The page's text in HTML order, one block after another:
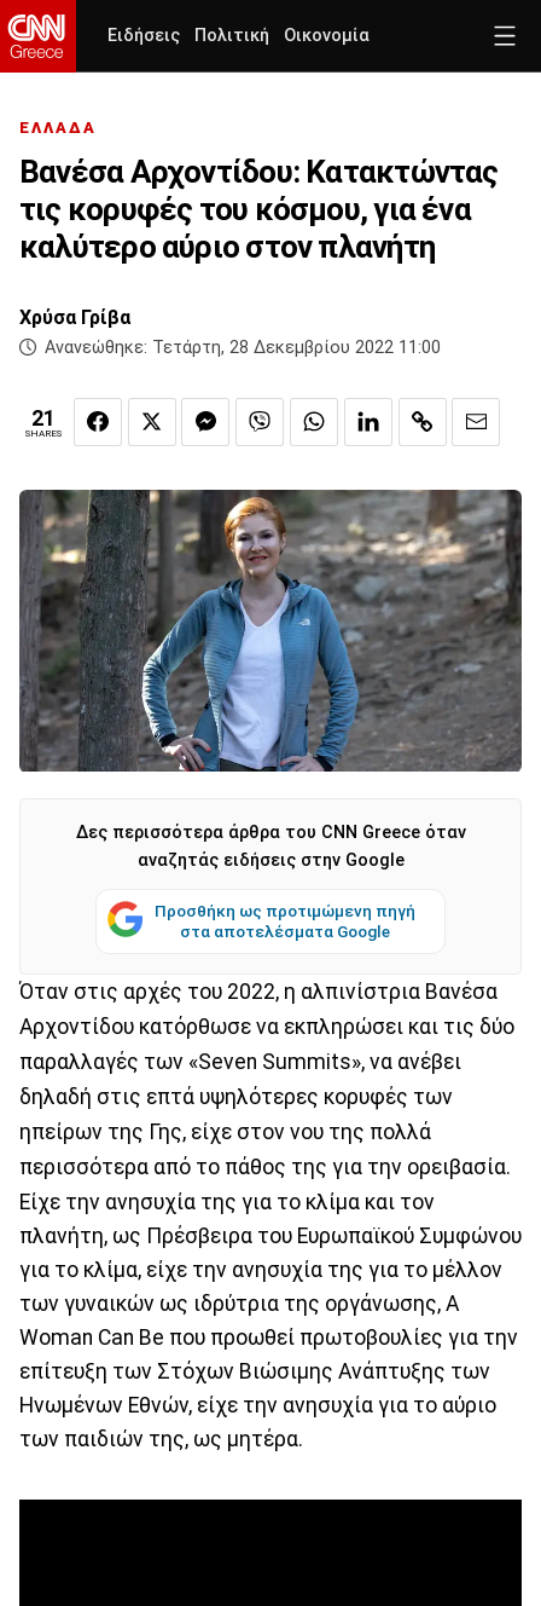
Ειδήσεις Πολιτική Οικονομία
ΕΛΛΑΔΑ
Βανέσα Αρχοντίδου: Κατακτώντας
τις κορυφές του κόσμου, για ένα
καλύτερο αύριο στον πλανήτη
Χρύσα Γρίβα
Ανανεώθηκε: Τετάρτη, 28 Δεκεμβρίου 2022 11:00
21
SHARES
Δες περισσότερα άρθρα του CNN Greece όταν
αναζητάς ειδήσεις στην Google
Προσθήκη ως προτιμώμενη πηγή
στα αποτελέσματα Google
Όταν στις αρχές του 2022, η αλπινίστρια Βανέσα
Αρχοντίδου κατόρθωσε να εκπληρώσει και τις δύο
παραλλαγές των «Seven Summits», να ανέβει
δηλαδή στις επτά υψηλότερες κορυφές των
ηπείρων της Γης, είχε στον νου της πολλά
περισσότερα από το πάθος της για την ορειβασία.
Είχε την ανησυχία της για το κλίμα και τον
πλανήτη, ως Πρέσβειρα του Eυρωπαϊκού Συμφώνου
για το κλίμα, είχε την ανησυχία της για το μέλλον
των γυναικών ως ιδρύτρια της οργάνωσης, A
Woman Can Be που προωθεί πρωτοβουλίες για την
επίτευξη των Στόχων Βιώσιμης Ανάπτυξης των
Ηνωμένων Εθνών, είχε την ανησυχία για το αύριο
των παιδιών της, ως μητέρα.